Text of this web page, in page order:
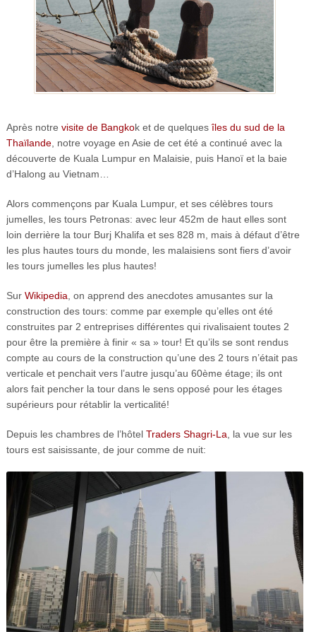
Après notre visite de Bangkok et de quelquesîles du sud de la
Thaïlande, notre voyage en Asie de cet été a continué avec la
découverte de Kuala Lumpur en Malaisie, puis Hanoï et la baie
d’Halong au Vietnam…
Alors commençons par Kuala Lumpur, et ses célèbres tours
jumelles, les tours Petronas: avec leur 452m de haut elles sont
loin derrière la tour Burj Khalifa et ses 828 m, mais à défaut d’être
les plus hautes tours du monde, les malaisiens sont fiers d’avoir
les tours jumelles les plus hautes!
Sur Wikipedia , on apprend des anecdotes amusantes sur la
construction des tours: comme par exemple qu’elles ont été
construites par 2 entreprises différentes qui rivalisaient toutes 2
pour être la première à finir « sa » tour! Et qu’ils se sont rendus
compte au cours de la construction qu’une des 2 tours n’était pas
verticale et penchait vers l’autre jusqu’au 60ème étage; ils ont
alors fait pencher la tour dans le sens opposé pour les étages
supérieurs pour rétablir la verticalité!
Depuis les chambres de l’hôtel Traders Shagri-La , la vue sur les
tours est saisissante, de jour comme de nuit: